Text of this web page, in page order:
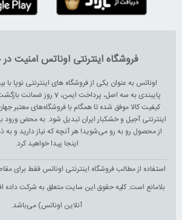
فروشگاه اینترنتی اوناتس امنیت در
اوناتس به عنوان یکی از فروشگاه های اینترنتی نوپا با
پایبندی به سه اصل، پرداخت
کیفیت کالا موفق شده تا همگام با فروشگاه‌های معتبر
اینترنتی آجیل و خشکبار ایران تبدیل شود. به محض ورود
از محصول رو به رو می‌شوید! هر آنچه که نیاز دارید و
اینجا پیدا خواهید کرد.
استفاده از مطالب فروشگاه اینترنتی اوناتس فقط برای
بلامانع است. کلیه حقوق این سایت متعلق به شرکت داده
آنلاین اوناتس) می‌باشد.